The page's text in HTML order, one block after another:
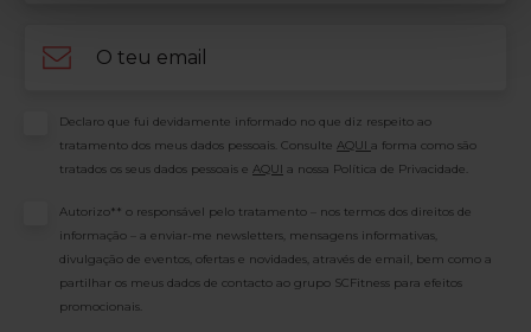
Consentimento
Declaro que fui devidamente informado no que diz respeito ao
tratamento dos meus dados pessoais. Consulte AQUI a forma como são
tratados os seus dados pessoais e AQUI a nossa Política de Privacidade.
Consentimento
Autorizo** o responsável pelo tratamento – nos termos dos direitos de
informação – a enviar-me newsletters, mensagens informativas,
divulgação de eventos, ofertas e novidades, através de email, bem como a
partilhar os meus dados de contacto ao grupo SCFitness para efeitos
promocionais.